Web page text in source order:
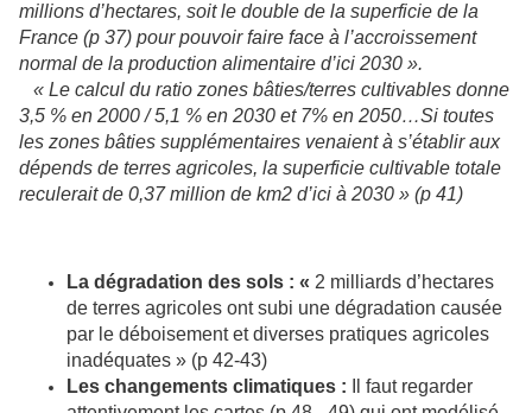
millions d’hectares, soit le double de la superficie de la
France (p 37) pour pouvoir faire face à l’accroissement
normal de la production alimentaire d’ici 2030 ».
« Le calcul du ratio zones bâties/terres cultivables donne
3,5 % en 2000 / 5,1 % en 2030 et 7% en 2050…Si toutes
les zones bâties supplémentaires venaient à s’établir aux
dépends de terres agricoles, la superficie cultivable totale
reculerait de 0,37 million de km2 d’ici à 2030 » (p 41)
La dégradation des sols : « 2 milliards d’hectares
de terres agricoles ont subi une dégradation causée
par le déboisement et diverses pratiques agricoles
inadéquates » (p 42-43)
Les changements climatiques :
Il faut regarder